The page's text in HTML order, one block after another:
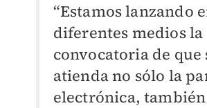
“Estamos lanzando
diferentes medios la
convocatoria de que
atienda no sólo la
electrónica,